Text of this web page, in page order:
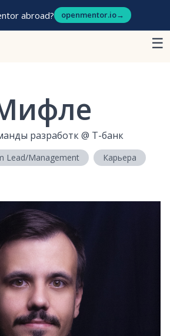
abroad? openmentor.io→
☰
разработк@ Т-банк
Lead/Management
Карьера